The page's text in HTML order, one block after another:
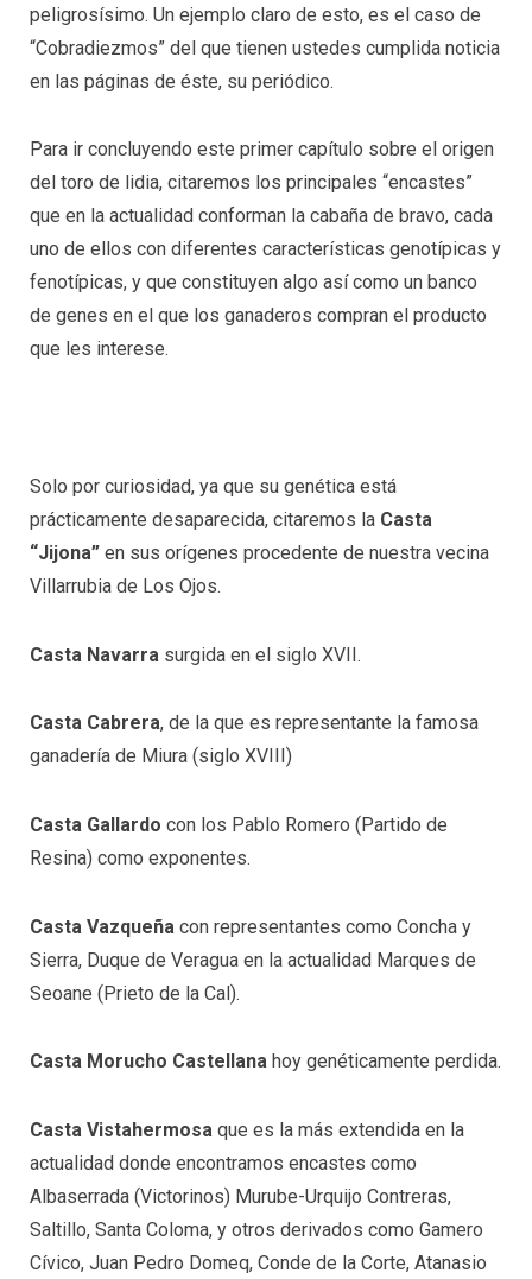
peligrosísimo. Un ejemplo claro de esto, es el caso de
“Cobradiezmos” del que tienen ustedes cumplida noticia
en las páginas de éste, su periódico.
Para ir concluyendo este primer capítulo sobre el origen
del toro de lidia, citaremos los principales “encastes”
que en la actualidad conforman la cabaña de bravo, cada
uno de ellos con diferentes características genotípicas y
fenotípicas, y que constituyen algo así como un banco
de genes en el que los ganaderos compran el producto
que les interese.
Solo por curiosidad, ya que su genética está
prácticamente desaparecida, citaremos la Casta
“Jijona” en sus orígenes procedente de nuestra vecina
Villarrubia de Los Ojos.
Casta Navarra surgida en el siglo XVII.
Casta Cabrera, de la que es representante la famosa
ganadería de Miura (siglo XVIII)
Casta Gallardo con los Pablo Romero (Partido de
Resina) como exponentes.
Casta Vazqueña con representantes como Concha y
Sierra, Duque de Veragua en la actualidad Marques de
Seoane (Prieto de la Cal).
Casta Morucho Castellana hoy genéticamente perdida.
Casta Vistahermosa que es la más extendida en la
actualidad donde encontramos encastes como
Albaserrada (Victorinos) Murube-Urquijo Contreras,
Saltillo, Santa Coloma, y otros derivados como Gamero
Cívico, Juan Pedro Domeq, Conde de la Corte, Atanasio